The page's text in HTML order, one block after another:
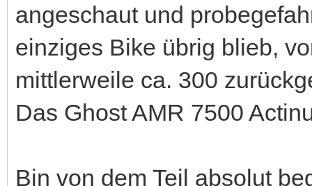
angeschaut und
einziges Bike übrig blieb,
mittlerweile ca. 300
Das Ghost AMR 7500
Bin von dem Teil absolut